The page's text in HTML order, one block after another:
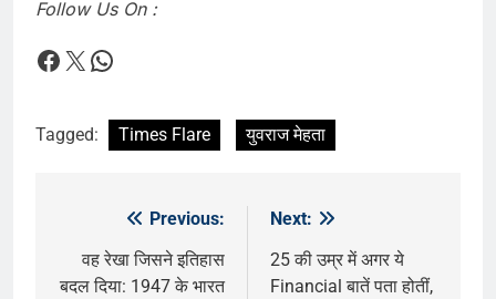
Follow Us On :
Times Flare
Times FlareWhatsApp
Tagged: Times Flare युवराज मेहता
नेविगेशन
Previous:
वह रेखा जिसने इतिहास
बदल दिया: 1947 के भारत
Next:
25 की उम्र में अगर ये
Financial बातें पता होतीं,